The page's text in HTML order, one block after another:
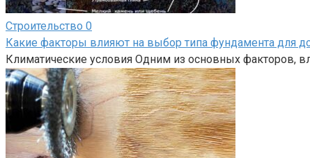
Строительство 0
Какие факторы влияют на выбор типа фундамента для
Климатические условия Одним из основных факторов,